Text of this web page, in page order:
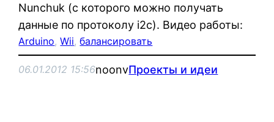
Nunchuk (с которого можно получать
данные по протоколу i2c). Видео работы:
Arduino, Wii, балансировать
06.01.2012 15:56noonvПроекты и идеи